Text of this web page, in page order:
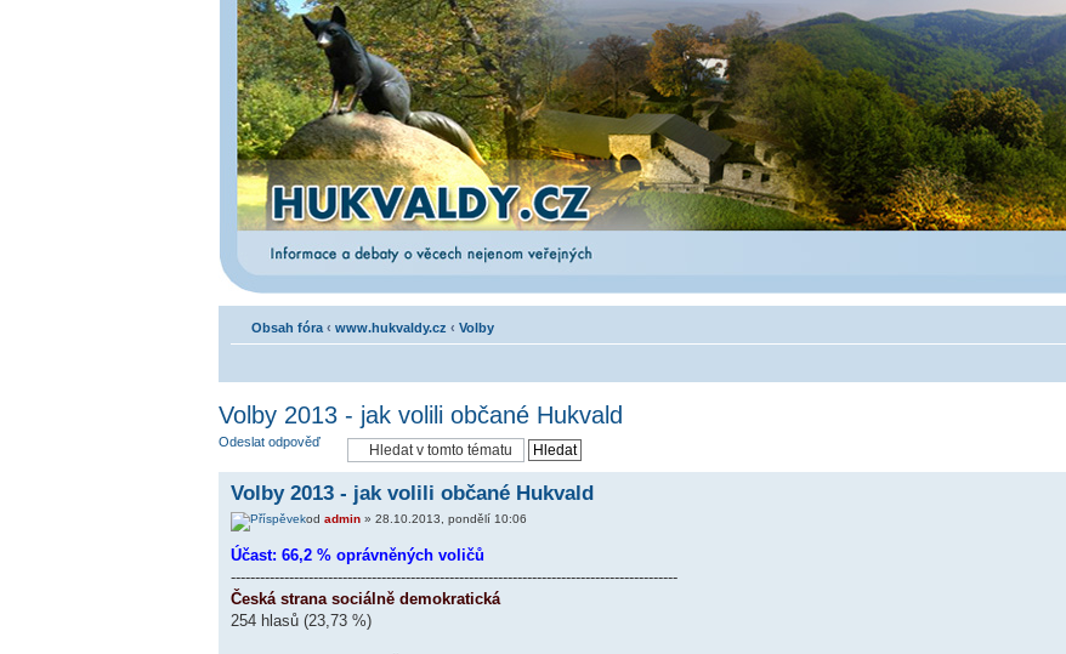
Obsah fóra ‹ www.hukvaldy.cz ‹ Volby
Volby 2013 - jak volili občané Hukvald
Odeslat odpověď
Volby 2013 - jak volili občané Hukvald
od admin » 28.10.2013, pondělí 10:06
Účast: 66,2 % oprávněných voličů
--------------------------------------------------------------------------------------------
Česká strana sociálně demokratická
254 hlasů (23,73 %)